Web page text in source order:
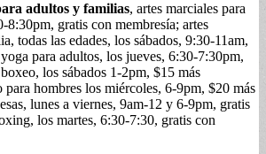
adultos y familias, artes marciales para
8:30pm, gratis con membresía; artes
todas las edades, los sábados, 9:30-11am,
para adultos, los jueves, 6:30-7:30pm,
los sábados 1-2pm, $15 más
para hombres los miércoles, 6-9pm, $20 más
lunes a viernes, 9am-12 y 6-9pm, gratis
los martes, 6:30-7:30, gratis con